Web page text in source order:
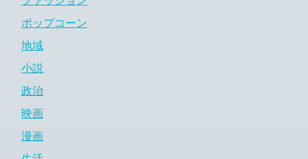
ポップコーン
地域
小説
政治
映画
漫画